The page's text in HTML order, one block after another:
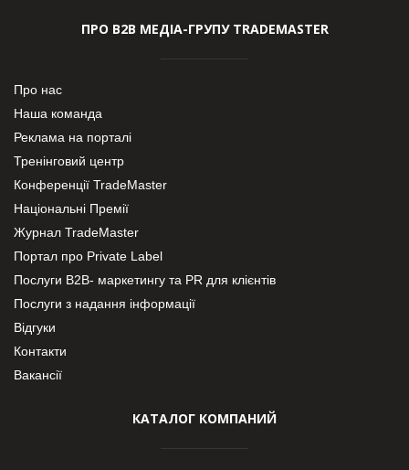
ПРО В2В МЕДІА-ГРУПУ TRADEMASTER
Про нас
Наша команда
Реклама на порталі
Тренінговий центр
Конференції TradeMaster
Національні Премії
Журнал TradeMaster
Портал про Private Label
Послуги В2В- маркетингу та PR для клієнтів
Послуги з надання інформації
Відгуки
Контакти
Вакансії
КАТАЛОГ КОМПАНИЙ